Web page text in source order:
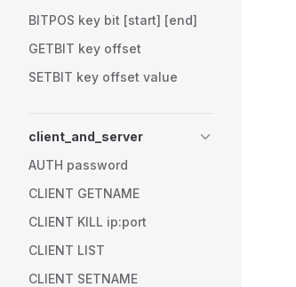
BITPOS key bit [start] [end]
GETBIT key offset
SETBIT key offset value
client_and_server
AUTH password
CLIENT GETNAME
CLIENT KILL ip:port
CLIENT LIST
CLIENT SETNAME